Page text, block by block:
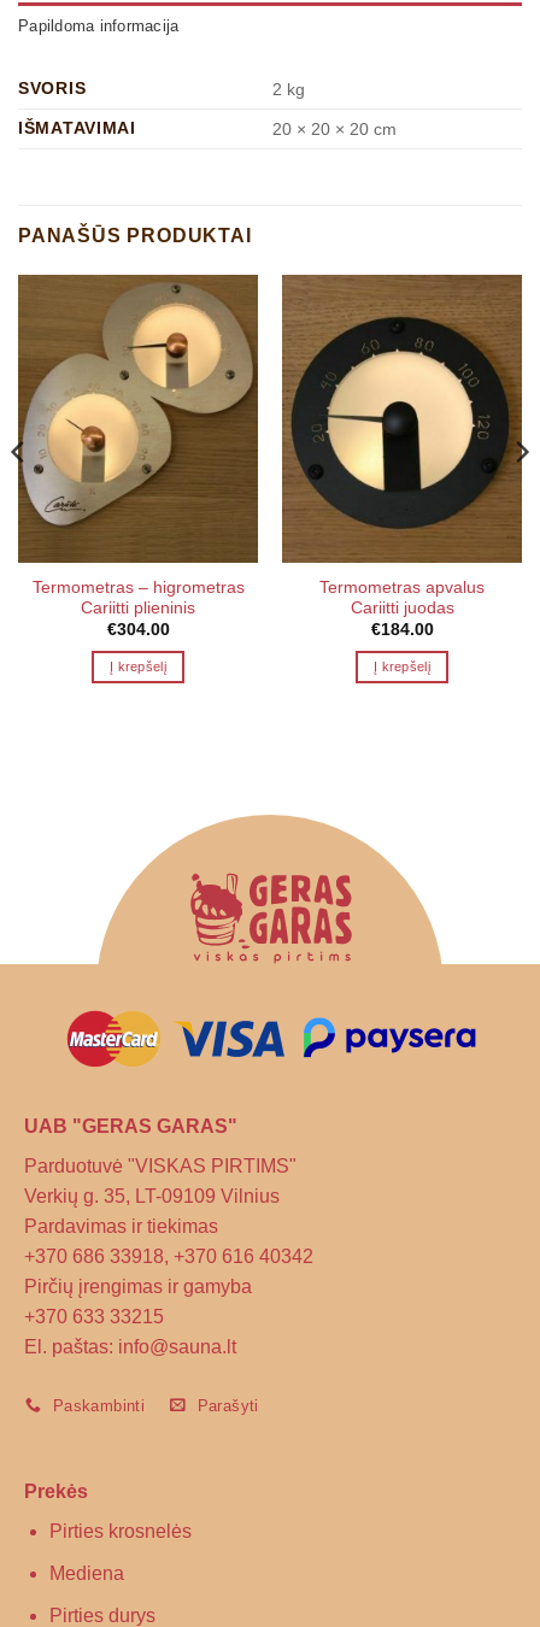
Papildoma informacija
SVORIS
2 kg
IŠMATAVIMAI
20 × 20 × 20 cm
PANAŠŪS PRODUKTAI
Termometras – higrometras
Cariitti plieninis
€304.00
Į krepšelį
Termometras apvalus
Cariitti juodas
€184.00
Į krepšelį
UAB "GERAS GARAS"
Parduotuvė "VISKAS PIRTIMS"
Verkių g. 35, LT-09109 Vilnius
Pardavimas ir tiekimas
+370 686 33918, +370 616 40342
Pirčių įrengimas ir gamyba
+370 633 33215
El. paštas: info@sauna.lt
Paskambinti Parašyti
Prekės
Pirties krosnelės
Mediena
Pirties durys